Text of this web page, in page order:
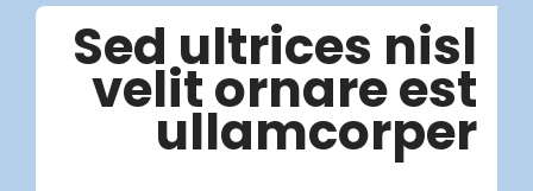
Sed ultrices nisl
velit ornare est
ullamcorper